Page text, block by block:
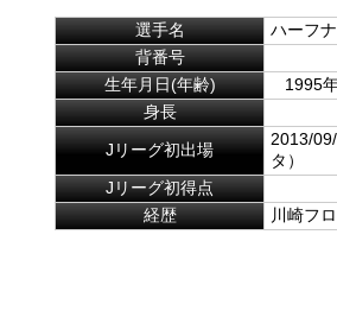
選手名
ハーフ
背番号
生年月日(年齢)
1995
身長
Jリーグ初出場
2013/
タ）
Jリーグ初得点
経歴
川崎フ